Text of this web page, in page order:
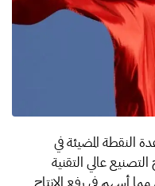
النقطة المضيئة في
عالي التقنية